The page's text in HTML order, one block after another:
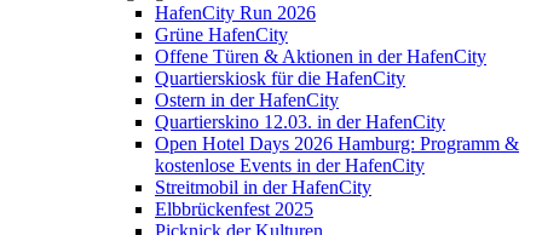
HafenCity Run 2026
Grüne HafenCity
Offene Türen & Aktionen in der HafenCity
Quartierskiosk für die HafenCity
Ostern in der HafenCity
Quartierskino 12.03. in der HafenCity
Open Hotel Days 2026 Hamburg: Programm &
kostenlose Events in der HafenCity
Streitmobil in der HafenCity
Elbbrückenfest 2025
Picknick der Kulturen